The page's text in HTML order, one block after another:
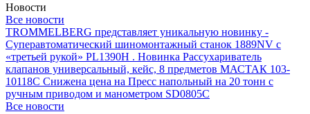
Новости
Все новости
TROMMELBERG представляет уникальную новинку -
Суперавтоматический шиномонтажный станок 1889NV с
«третьей рукой» PL1390H . Новинка Рассухариватель
клапанов универсальный, кейс, 8 предметов МАСТАК 103-
10118C Снижена цена на Пресс напольный на 20 тонн с
ручным приводом и манометром SD0805C
Все новости